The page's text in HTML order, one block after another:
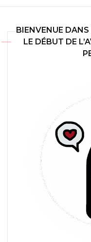
BIENVENUE
LE DÉBUT DE